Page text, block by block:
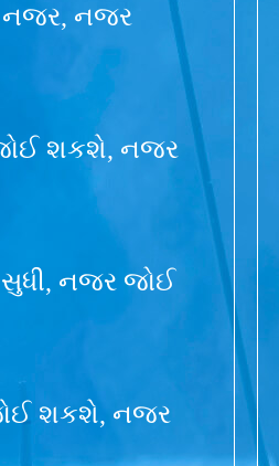
નજર, નજર
જોઈ શકશે, નજર
નજર જોઈ
શકશે, નજર